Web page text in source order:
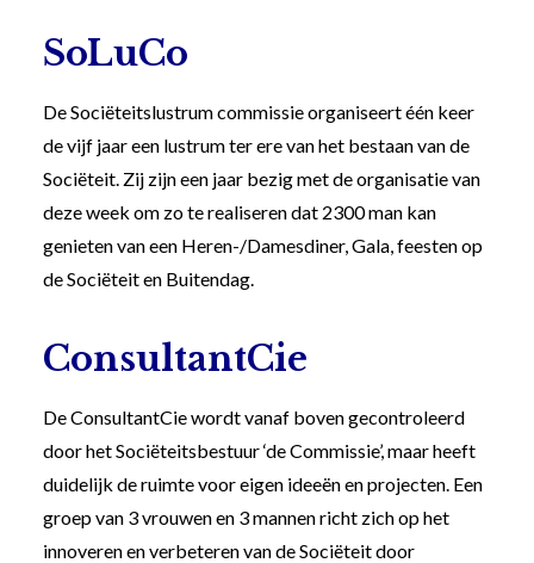
SoLuCo
De Sociëteitslustrum commissie organiseert één keer
de vijf jaar een lustrum ter ere van het bestaan van de
Sociëteit. Zij zijn een jaar bezig met de organisatie van
deze week om zo te realiseren dat 2300 man kan
genieten van een Heren-/Damesdiner, Gala, feesten op
de Sociëteit en Buitendag.
ConsultantCie
De ConsultantCie wordt vanaf boven gecontroleerd
door het Sociëteitsbestuur ‘de Commissie’, maar heeft
duidelijk de ruimte voor eigen ideeën en projecten. Een
groep van 3 vrouwen en 3 mannen richt zich op het
innoveren en verbeteren van de Sociëteit door